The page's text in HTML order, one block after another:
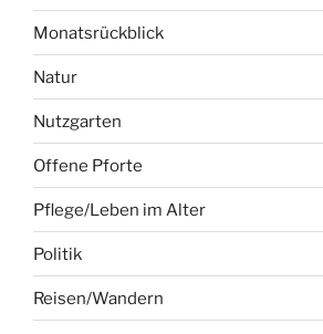
Monatsrückblick
Natur
Nutzgarten
Offene Pforte
Pflege/Leben im Alter
Politik
Reisen/Wandern